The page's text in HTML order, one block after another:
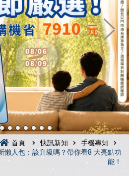
首頁 快訊新知
手機專知
懶人包：該升級嗎？帶你看8 大亮點功
能！